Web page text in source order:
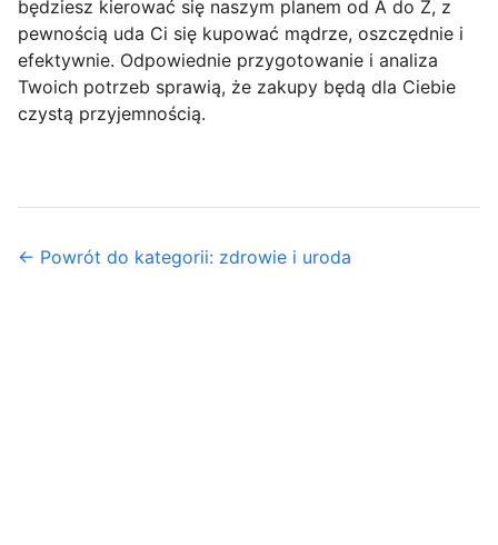
będziesz kierować się naszym planem od A do Z, z
pewnością uda Ci się kupować mądrze, oszczędnie i
efektywnie. Odpowiednie przygotowanie i analiza
Twoich potrzeb sprawią, że zakupy będą dla Ciebie
czystą przyjemnością.
← Powrót do kategorii: zdrowie i uroda